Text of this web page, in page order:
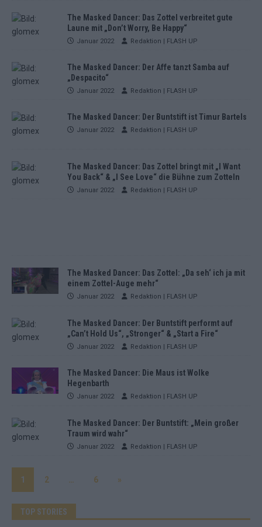
The Masked Dancer: Das Zottel verbreitet gute
Laune mit „Don’t Worry, Be Happy“
Januar 2022 Redaktion | FLASH UP
The Masked Dancer: Der Affe tanzt Samba auf
„Despacito“
Januar 2022 Redaktion | FLASH UP
The Masked Dancer: Der Buntstift ist Timur Bartels
Januar 2022 Redaktion | FLASH UP
The Masked Dancer: Das Zottel bringt mit „I Want
You Back“ & „I See Love“ die Bühne zum Zotteln
Januar 2022 Redaktion | FLASH UP
The Masked Dancer: Das Zottel: „Da seh‘ ich ja mit
einem Zottel-Auge mehr“
Januar 2022 Redaktion | FLASH UP
The Masked Dancer: Der Buntstift performt auf
„Can’t Hold Us“, „Stronger“ & „Start a Fire“
Januar 2022 Redaktion | FLASH UP
The Masked Dancer: Die Maus ist Wolke
Hegenbarth
Januar 2022 Redaktion | FLASH UP
The Masked Dancer: Der Buntstift: „Mein großer
Traum wird wahr“
Januar 2022 Redaktion | FLASH UP
1 2 6 »
TOP STORIES